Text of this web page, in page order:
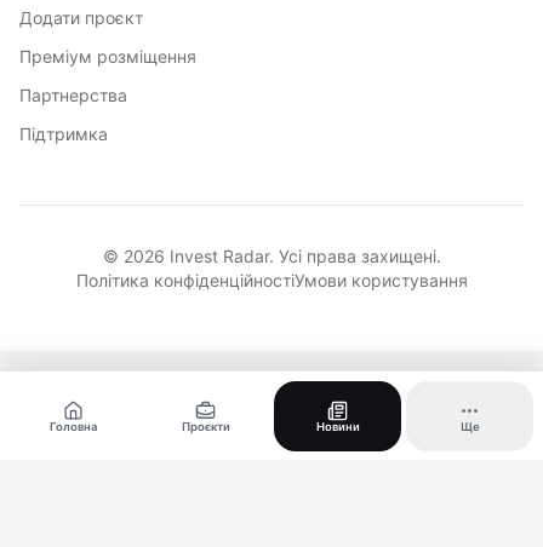
Додати проєкт
Преміум розміщення
Партнерства
Підтримка
© 2026 Invest Radar. Усі права захищені.
Політика конфіденційностіУмови користування
Головна Проєкти Новини Ще